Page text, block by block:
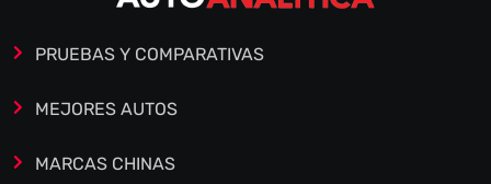
PRUEBAS Y COMPARATIVAS
MEJORES AUTOS
MARCAS CHINAS